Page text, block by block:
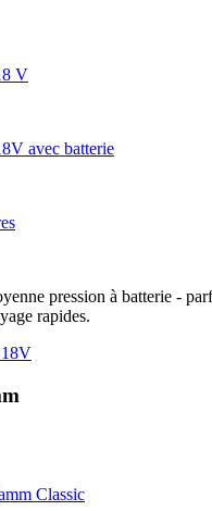
V
avec batterie
pression à batterie -
rapides.
Classic